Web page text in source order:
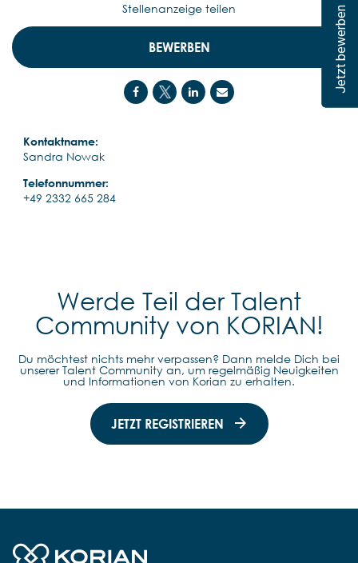
Jetzt bewerben
BEWERBEN
Kontaktname:
Sandra Nowak
Telefonnummer:
+49 2332 665 284
Stellenanzeige teilen
Werde Teil der Talent
Community von KORIAN!
Du möchtest nichts mehr verpassen? Dann melde Dich bei
unserer Talent Community an, um regelmäßig Neuigkeiten
und Informationen von Korian zu erhalten.
JETZT REGISTRIEREN